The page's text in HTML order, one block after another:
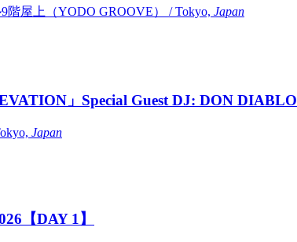
階屋上（YODO GROOVE） / Tokyo, Japan
」Special Guest DJ: DON DIABLO
Japan
【DAY 1】